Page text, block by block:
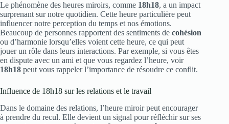
Le phénomène des heures miroirs, comme 18h18, a un impact
surprenant sur notre quotidien. Cette heure particulière peut
influencer notre perception du temps et nos émotions.
Beaucoup de personnes rapportent des sentiments de cohésion
ou d’harmonie lorsqu’elles voient cette heure, ce qui peut
jouer un rôle dans leurs interactions. Par exemple, si vous êtes
en dispute avec un ami et que vous regardez l’heure, voir
18h18 peut vous rappeler l’importance de résoudre ce conflit.
Influence de 18h18 sur les relations et le travail
Dans le domaine des relations, l’heure miroir peut encourager
à prendre du recul. Elle devient un signal pour réfléchir sur ses